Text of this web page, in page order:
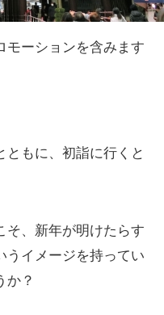
モーションを含みます
ともに、初詣に行くと
そ、新年が明けたらす
うイメージを持ってい
か？